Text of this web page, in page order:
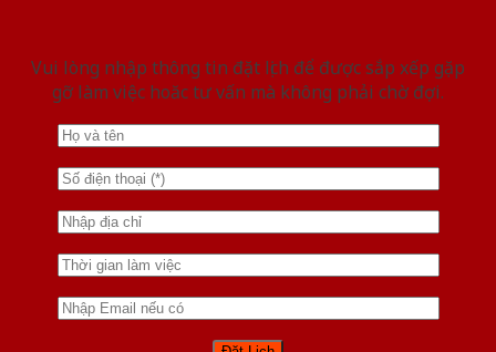
Vui lòng nhập thông tin đặt lịch để được sắp xếp gặp
gỡ làm việc hoăc tư vấn mà không phải chờ đợi.